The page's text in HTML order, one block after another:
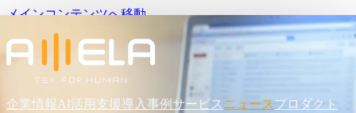
メインコンテンツへ移動
企業情報 AI活用支援導入事例 サービス ニュースプロダクト